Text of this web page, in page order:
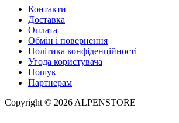
Контакти
Доставка
Оплата
Обмін і повернення
Політика конфіденційності
Угода користувача
Пошук
Партнерам
Copyright © 2026 ALPENSTORE